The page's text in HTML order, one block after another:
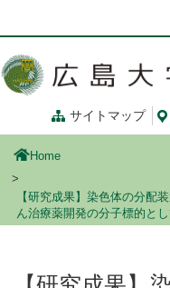
コ
ン
移
サイトマップ
Home
【研究成果】染色体の分配
ん治療薬開発の分子標的と